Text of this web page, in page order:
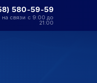
580-59-59
на связи с 9:00 до
21:00